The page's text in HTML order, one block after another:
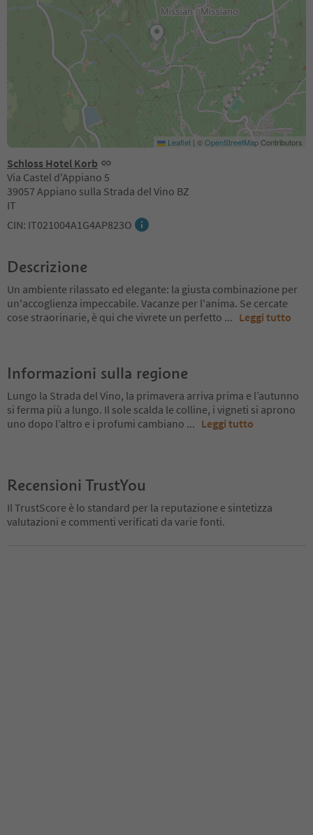
Schloss Hotel Korb
Via Castel d'Appiano 5
39057 Appiano sulla Strada del Vino BZ
IT
CIN: IT021004A1G4AP823O
Leaflet | ©OpenStreetMapContributors
Descrizione
Un ambiente rilassato ed elegante: la giusta combinazione per
un'accoglienza impeccabile. Vacanze per l'anima. Se cercate
cose straorinarie, è qui che vivrete un perfetto ... Leggi tutto
Informazioni sulla regione
Lungo la Strada del Vino, la primavera arriva prima e l’autunno
si ferma più a lungo. Il sole scalda le colline, i vigneti si aprono
uno dopo l’altro e i profumi cambiano ... Leggi tutto
Recensioni TrustYou
Il TrustScore è lo standard per la reputazione e sintetizza
valutazioni e commenti verificati da varie fonti.